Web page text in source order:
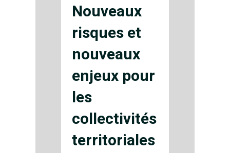
Nouveaux
risques et
nouveaux
enjeux pour
les
collectivités
territoriales